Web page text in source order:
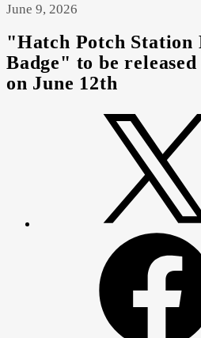
June 9, 2026
"Hatch Potch Station
Badge" to be
on June 12th